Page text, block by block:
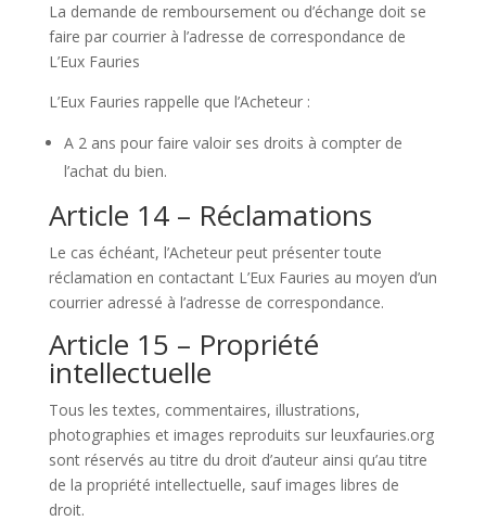
La demande de remboursement ou d’échange doit se
faire par courrier à l’adresse de correspondance de
L’Eux Fauries
L’Eux Fauries rappelle que l’Acheteur :
A 2 ans pour faire valoir ses droits à compter de
l’achat du bien.
Article 14 – Réclamations
Le cas échéant, l’Acheteur peut présenter toute
réclamation en contactant L’Eux Fauries au moyen d’un
courrier adressé à l’adresse de correspondance.
Article 15 – Propriété
intellectuelle
Tous les textes, commentaires, illustrations,
photographies et images reproduits sur leuxfauries.org
sont réservés au titre du droit d’auteur ainsi qu’au titre
de la propriété intellectuelle, sauf images libres de
droit.